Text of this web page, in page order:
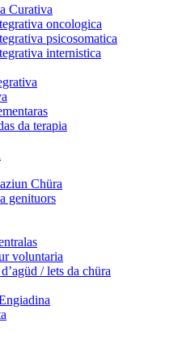
Curativa
oncologica
psicosomatica
internistica
da terapia
Chüra
genituors
voluntaria
/ lets da chüra